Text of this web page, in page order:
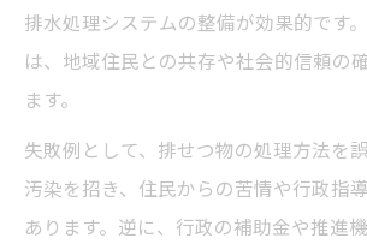
排水処理システムの整備が効果的です
は、地域住民との共存や社会的信頼の
ます。
失敗例として、排せつ物の処理方法を
汚染を招き、住民からの苦情や行政指
あります。逆に、行政の補助金や推進